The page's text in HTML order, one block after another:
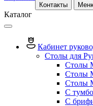
Контакты
Каталог
Кабинет
Столы для
Столы
Столы
Столы
С
C